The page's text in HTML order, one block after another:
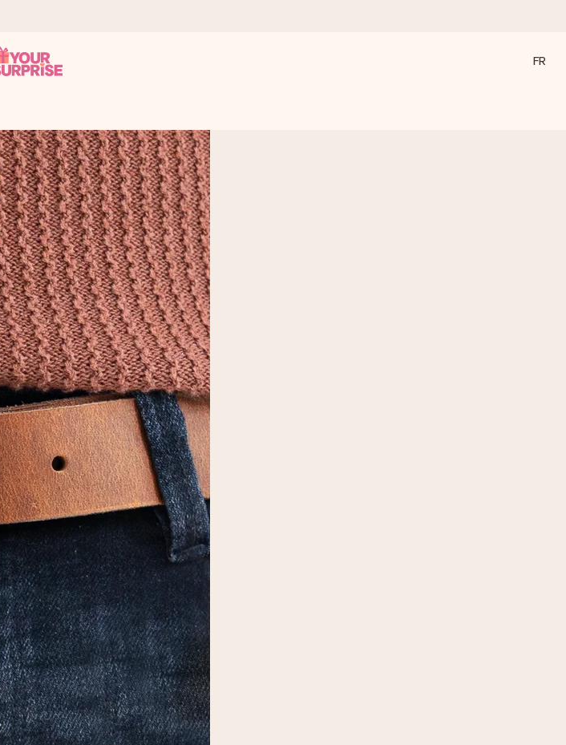
l’offrir au bon moment, quand cela compte le plus.
(total de tous les pays où nous sommes présents).
qui touche le cœur. Sans complications, juste tout l’amour pour le moment idéal.
FR